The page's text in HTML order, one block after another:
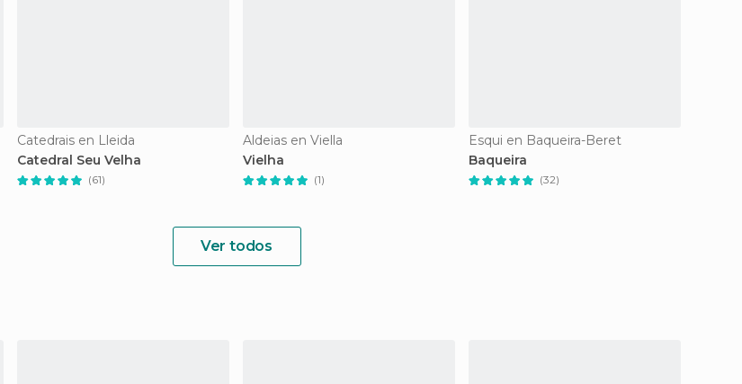
Catedrais en Lleida
Catedral Seu Velha
(61)
Aldeias en Viella
Vielha
(1)
Esqui en Baqueira-Beret
Baqueira
(32)
Ver todos